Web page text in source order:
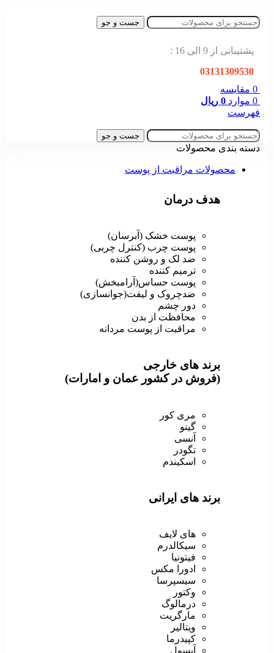
جست و جو
پشتیبانی از 9 الی 16 :
03131309530
0 مقایسه
0 موارد 0 ریال
فهرست
جست و جو
دسته بندی محصولات
محصولات مراقبت از پوست
هدف درمان
پوست خشک (آبرسان)
پوست چرب (کنترل چربی)
ضد لک و روشن کننده
ترمیم کننده
پوست حساس(آرامبخش)
ضدچروک و لیفت(جوانسازی)
دور چشم
محافظت از بدن
مراقبت از پوست مردانه
برند های خارجی
(فروش در کشور عمان و امارات)
مری کور
گینو
آنسی
تگودر
اسکیندم
برند های ایرانی
های لایف
سیکالدرم
فیتونیا
ادورا مکس
سیسپرسا
وکتور
درمالوگ
مارگریت
ویتالیر
کپیدرما
آیسول